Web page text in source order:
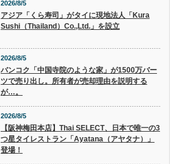
2026/8/5
アジア「くら寿司」がタイに現地法人「Kura
Sushi（Thailand）Co.,Ltd.」を設立
2026/8/5
バンコク「中国寺院のような家」が1500万バー
ツで売り出し。所有者が売却理由を説明する
が…。
2026/8/5
【阪神梅田本店】Thai SELECT、日本で唯一の3
つ星タイレストラン「Ayatana（アヤタナ）」
登場！